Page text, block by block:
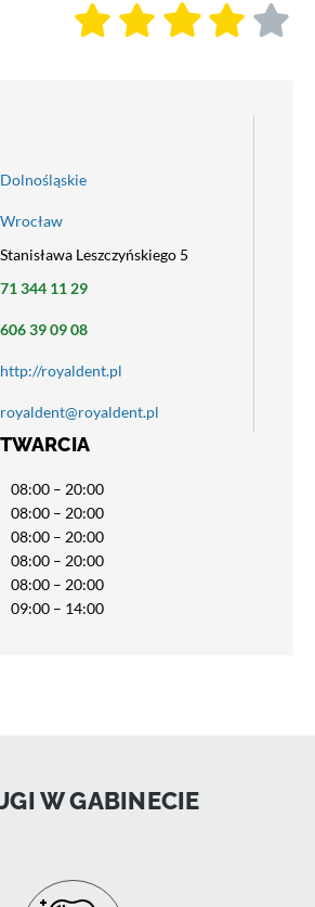
Dolnośląskie
Wrocław
Stanisława Leszczyńskiego 5
71 344 11 29
606 39 09 08
http://royaldent.pl
royaldent@royaldent.pl
08:00 – 20:00
08:00 – 20:00
08:00 – 20:00
08:00 – 20:00
08:00 – 20:00
09:00 – 14:00
W GABINECIE